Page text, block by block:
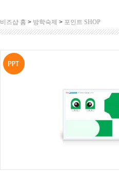
비즈샵 홈 > 방학숙제 > 포인트 SHOP